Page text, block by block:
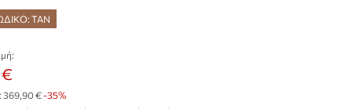
TAN
369,90 €-35%